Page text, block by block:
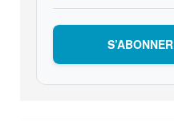
S’ABONNER